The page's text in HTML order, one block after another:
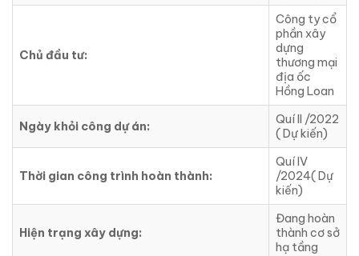
Chủ đầu tư:
Công ty cổ
phần xây
dựng
thương mại
địa ốc
Hồng Loan
Ngày khỏi công dự án:
Quí II /2022
( Dự kiến)
Thời gian công trình hoàn thành:
Quí IV
/2024( Dự
kiến)
Hiện trạng xây dựng:
Đang hoàn
thành cơ sở
hạ tầng